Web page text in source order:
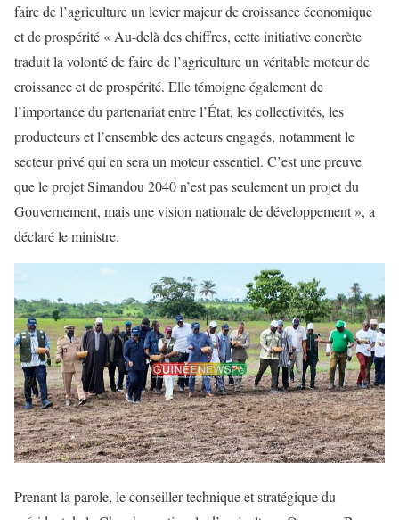
faire de l’agriculture un levier majeur de croissance économique
et de prospérité « Au-delà des chiffres, cette initiative concrète
traduit la volonté de faire de l’agriculture un véritable moteur de
croissance et de prospérité. Elle témoigne également de
l’importance du partenariat entre l’État, les collectivités, les
producteurs et l’ensemble des acteurs engagés, notamment le
secteur privé qui en sera un moteur essentiel. C’est une preuve
que le projet Simandou 2040 n’est pas seulement un projet du
Gouvernement, mais une vision nationale de développement », a
déclaré le ministre.
Prenant la parole, le conseiller technique et stratégique du